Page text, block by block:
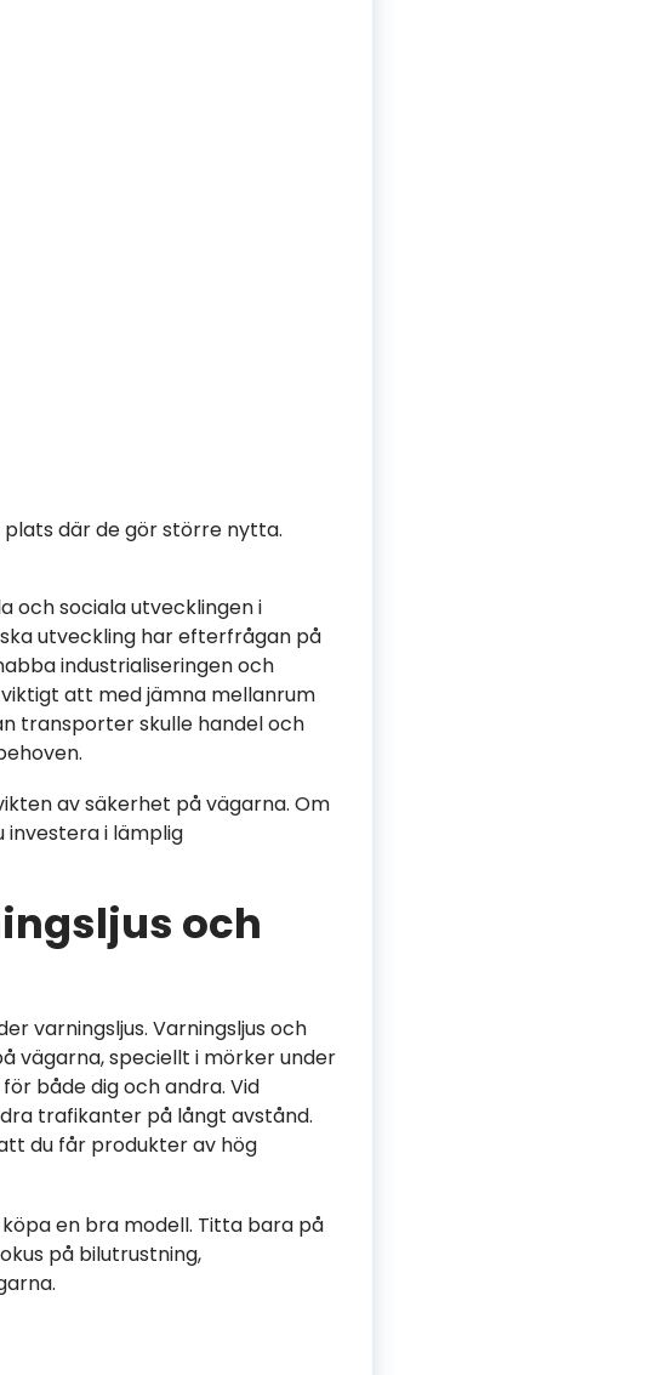
där de gör större nytta.
och sociala utvecklingen i
utveckling har efterfrågan på
industrialiseringen och
att med jämna mellanrum
transporter skulle handel och
av säkerhet på vägarna. Om
i lämplig
och
varningsljus. Varningsljus och
vägarna, speciellt i mörker under
både dig och andra. Vid
trafikanter på långt avstånd.
du får produkter av hög
en bra modell. Titta bara på
på bilutrustning,